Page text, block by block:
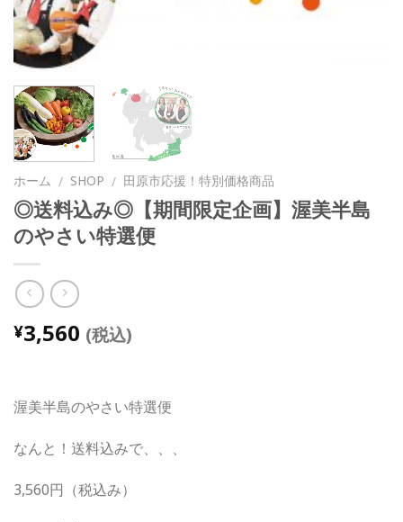
ホーム / SHOP / 田原市応援！特別価格商品
◎送料込み◎【期間限定企画】渥美半島
のやさい特選便
¥3,560 (税込)
渥美半島のやさい特選便
なんと！送料込みで、、、
3,560円（税込み）